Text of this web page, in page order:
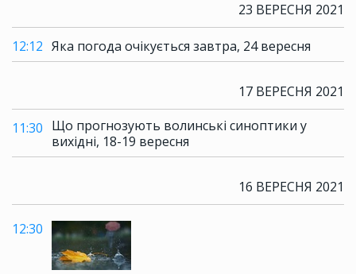
23 ВЕРЕСНЯ 2021
12:12 Яка погода очікується завтра, 24 вересня
17 ВЕРЕСНЯ 2021
11:30 Що прогнозують волинські синоптики у
вихідні, 18-19 вересня
16 ВЕРЕСНЯ 2021
12:30